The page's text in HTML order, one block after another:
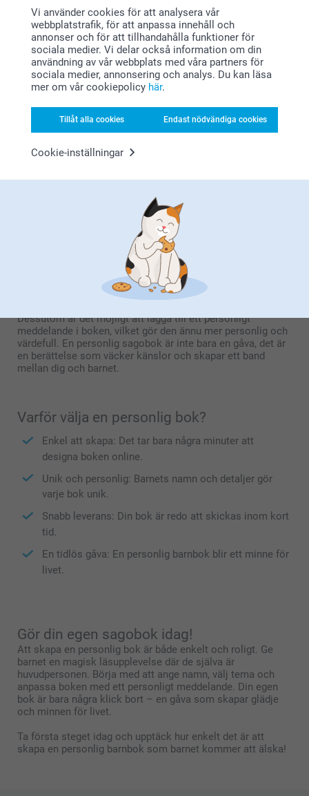
Vi använder cookies för att analysera vår
webbplatstrafik, för att anpassa innehåll och
annonser och för att tillhandahålla funktioner för
sociala medier. Vi delar också information om din
användning av vår webbplats med våra partners för
sociala medier, annonsering och analys. Du kan läsa
mer om vår cookiepolicy här.
Tillåt alla cookies Endast nödvändiga cookies
Cookie-inställningar
Barnet som hjälte: I en personlig sagobok blir barnet
huvudpersonen, vilket stärker självförtroendet och gör
läsningen extra engagerande.
Lär känna bokstäverna: Genom att presentera barnets
namn med hjälp av bokstäver och rim blir läsningen
både lärorik och underhållande.
Passar alla åldrar: Oavsett om det är ett litet barn som
precis börjat intressera sig för böcker eller ett äldre
barn som älskar sagor, är en personlig bok en
uppskattad present.
Perfekt gåva för dop och födelsedagar
Letar du efter en unik och minnesvärd present? En
personlig barnbok är idealisk för dop och födelsedagar.
Varför inte ge en egen bok till varje syskon? Boken blir ett
fint minne som barnet kan spara och läsa om och om igen.
Dessutom är det möjligt att lägga till ett personligt
meddelande i boken, vilket gör den ännu mer personlig och
värdefull. En personlig sagobok är inte bara en gåva, det är
en berättelse som väcker känslor och skapar ett band
mellan dig och barnet.
Varför välja en personlig bok?
Enkel att skapa: Det tar bara några minuter att
designa boken online.
Unik och personlig: Barnets namn och detaljer gör
varje bok unik.
Snabb leverans: Din bok är redo att skickas inom kort
tid.
En tidlös gåva: En personlig barnbok blir ett minne för
livet.
Gör din egen sagobok idag!
Att skapa en personlig bok är både enkelt och roligt. Ge
barnet en magisk läsupplevelse där de själva är
huvudpersonen. Börja med att ange namn, välj tema och
anpassa boken med ett personligt meddelande. Din egen
bok är bara några klick bort – en gåva som skapar glädje
och minnen för livet.
Ta första steget idag och upptäck hur enkelt det är att
skapa en personlig barnbok som barnet kommer att älska!